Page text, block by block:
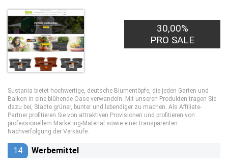
30,00%
PRO SALE
Sustania bietet hochwertige, deutsche Blumentöpfe, die jeden Garten und
Balkon in eine blühende Oase verwandeln. Mit unseren Produkten tragen Sie
dazu bei, Städte grüner, bunter und lebendiger zu machen. Als Affiliate-
Partner profitieren Sie von attraktiven Provisionen und profitieren von
professionellem Marketing-Material sowie einer transparenten
Nachverfolgung der Verkäufe.
14 Werbemittel